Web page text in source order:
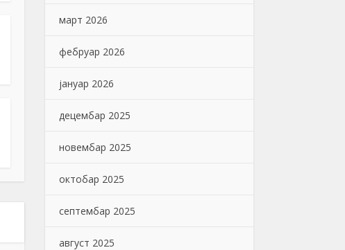
март 2026
фебруар 2026
јануар 2026
децембар 2025
новембар 2025
октобар 2025
септембар 2025
август 2025